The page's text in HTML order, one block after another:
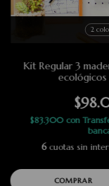
2
Kit Regular 3
$83.300 con
6 cuotas sin
COMPRAR